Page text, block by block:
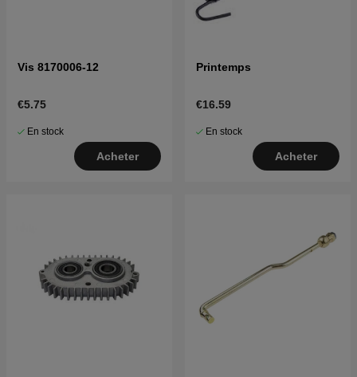
Vis 8170006-12
€5.75
En stock
Acheter
Printemps
€16.59
En stock
Acheter